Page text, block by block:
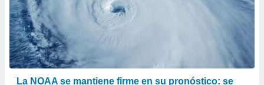
La NOAA se mantiene firme en su pronóstico: se